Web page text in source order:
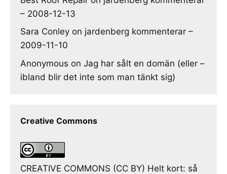
– 2008-12-13
Sara Conley on jardenberg kommenterar –
2009-11-10
Anonymous on Jag har sålt en domän (eller –
ibland blir det inte som man tänkt sig)
Creative Commons
CREATIVE COMMONS (CC BY) Helt kort: så